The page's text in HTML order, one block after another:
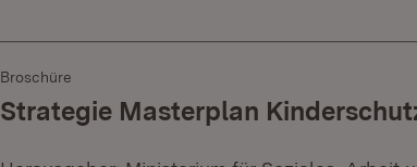
Broschüre
Strategie Masterplan